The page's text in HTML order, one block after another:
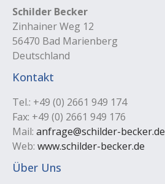
Schilder Becker
Zinhainer Weg 12
56470 Bad Marienberg
Deutschland
Kontakt
Tel.: +49 (0) 2661 949 174
Fax: +49 (0) 2661 949 176
Mail: anfrage@schilder-becker.de
Web: www.schilder-becker.de
Über Uns